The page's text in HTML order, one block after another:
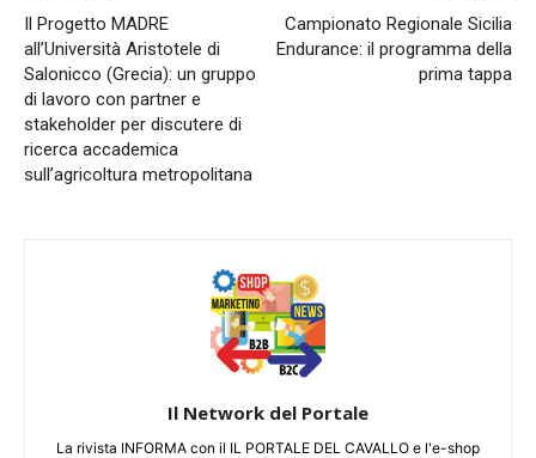
Il Progetto MADRE
all’Università Aristotele di
Salonicco (Grecia): un gruppo
di lavoro con partner e
stakeholder per discutere di
ricerca accademica
sull’agricoltura metropolitana
Campionato Regionale Sicilia
Endurance: il programma della
prima tappa
Il Network del Portale
La rivista INFORMA con il IL PORTALE DEL CAVALLO e l'e-shop